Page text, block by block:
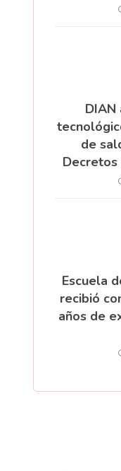
DIAN
de
Escuela
recibió
años de